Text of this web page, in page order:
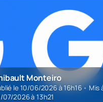
Monteiro
le 10/06/2026 à 16h16•Mis
07/2026 à 13h21